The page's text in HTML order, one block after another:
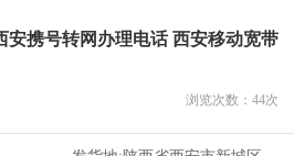
安携号转网办理电话 西安移动宽带
浏览次数： 44次